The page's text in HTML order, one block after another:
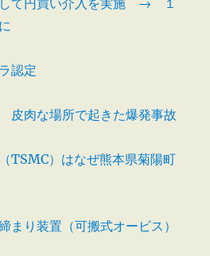
して円買い介入を実施 → １
認定
皮肉な場所で起きた爆発事故
TSMC）はなぜ熊本県菊陽町
まり装置（可搬式オービス）